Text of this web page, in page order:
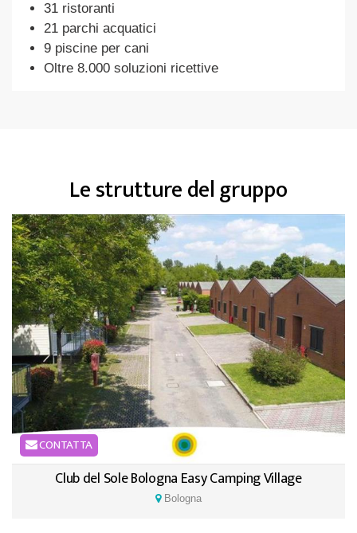
31 ristoranti
21 parchi acquatici
9 piscine per cani
Oltre 8.000 soluzioni ricettive
Le strutture del gruppo
CONTATTA
Club del Sole Bologna Easy Camping Village
Bologna